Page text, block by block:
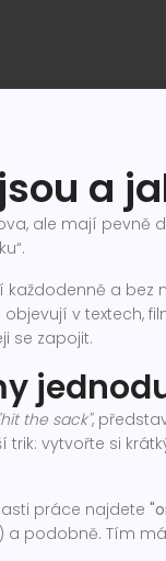
a
ale mají pevně
a bez
v textech,
se zapojit.
"hit the sack",
vytvořte si
práce najdete
a podobně. Tím